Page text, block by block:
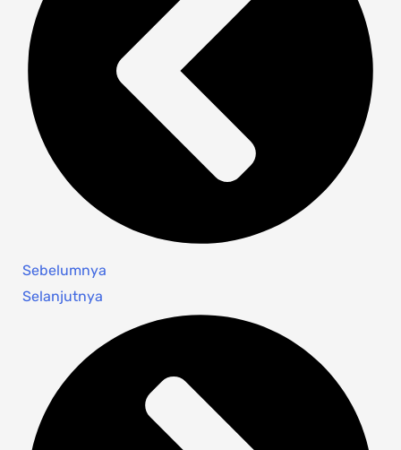
Sebelumnya
Selanjutnya